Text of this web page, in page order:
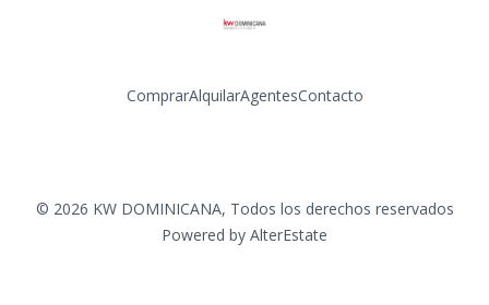
ComprarAlquilarAgentesContacto
© 2026 KW DOMINICANA, Todos los derechos reservados
Powered by AlterEstate